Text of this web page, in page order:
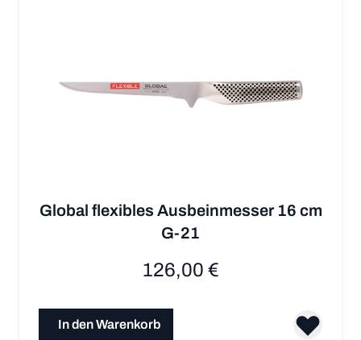
Global flexibles Ausbeinmesser 16 cm
G-21
126,00 €
In den Warenkorb